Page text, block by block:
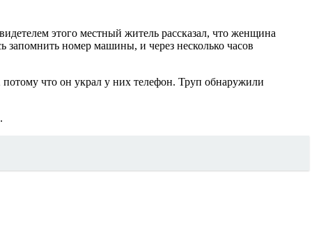
этого местный житель рассказал, что женщина
запомнить номер машины, и через несколько часов
потому что он украл у них телефон. Труп обнаружили